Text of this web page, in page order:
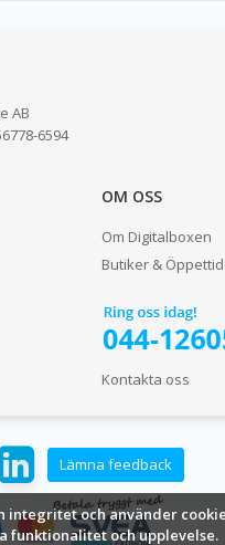
integritet och använder
funktionalitet och upplevelse.
AB
6594
OM OSS
Om Digitalboxen
Butiker &
Kontakta oss
Lämna feedback